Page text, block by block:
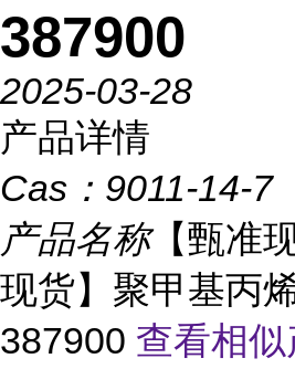
387900
2025-03-28
产品详情
Cas： 9011-14-7
产品名称【甄准
现货】聚甲基丙
387900 查看相